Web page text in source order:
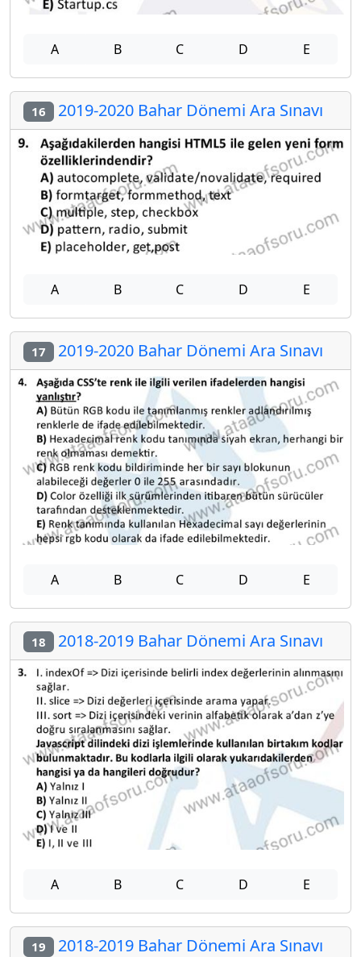
A B C D E
16 2019-2020 Bahar Dönemi Ara Sınavı
A B C D E
17 2019-2020 Bahar Dönemi Ara Sınavı
A B C D E
18 2018-2019 Bahar Dönemi Ara Sınavı
A B C D E
19 2018-2019 Bahar Dönemi Ara Sınavı